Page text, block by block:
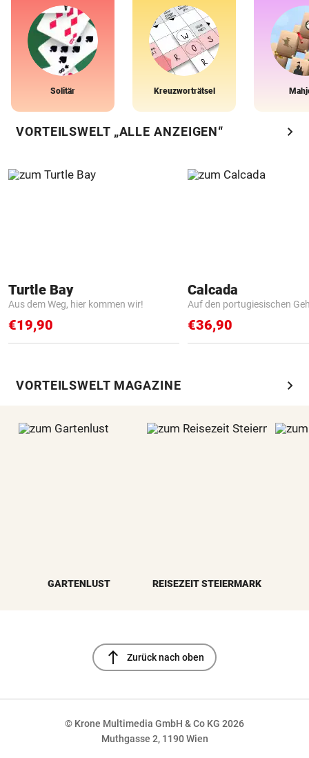
Solitär Kreuzworträtsel
VORTEILSWELT „ALLE ANZEIGEN“ chevron_right
Turtle Bay
Aus dem Weg, hier kommen wir!
€19,90
Calcada
Auf den portugiesischen
€36,90
VORTEILSWELT MAGAZINE chevron_right
GARTENLUST REISEZEIT STEIERMARK
north Zurück nach oben
© Krone Multimedia GmbH & Co KG 2026
Muthgasse 2, 1190 Wien